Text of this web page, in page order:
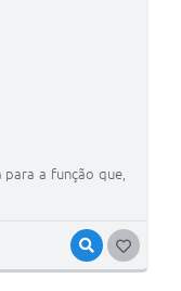
VISUALIZAR
a função que,